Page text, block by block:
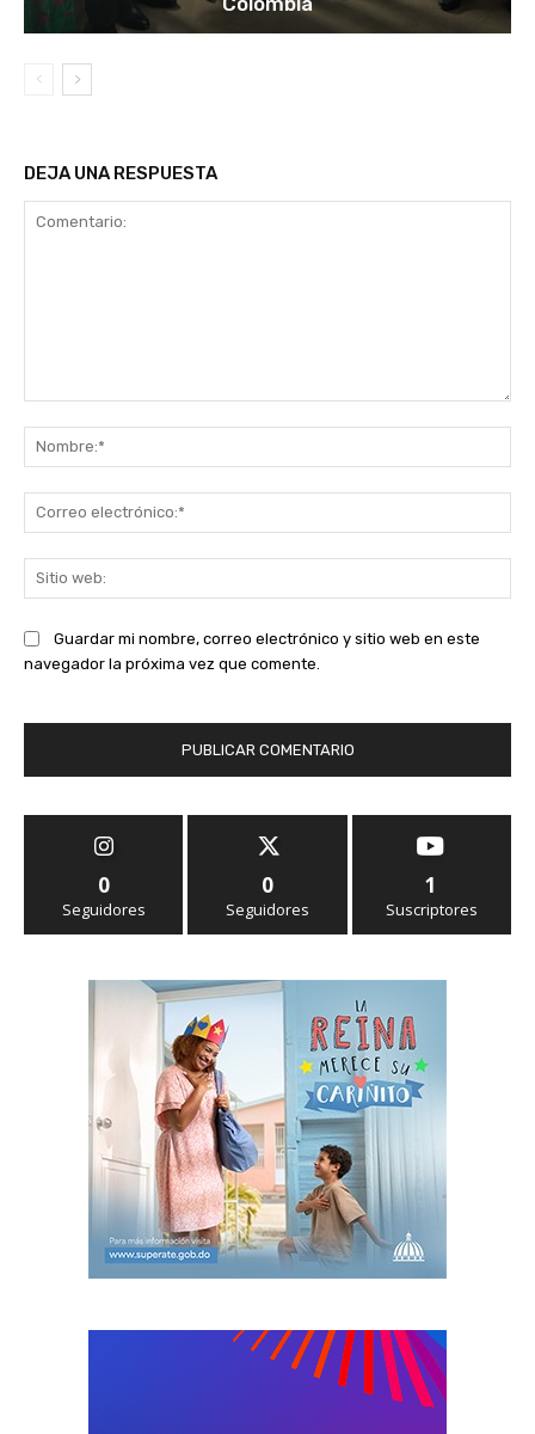
DEJA UNA RESPUESTA
Guardar mi nombre, correo electrónico y sitio web en este
navegador la próxima vez que comente.
0
Seguidores
0
Seguidores
1
Suscriptores